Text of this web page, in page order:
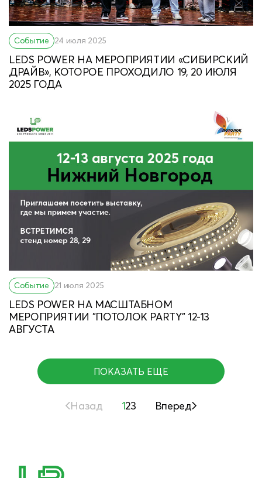
Событие 24 июля 2025
LEDS POWER НА МЕРОПРИЯТИИ «СИБИРСКИЙ
ДРАЙВ», КОТОРОЕ ПРОХОДИЛО 19, 20 ИЮЛЯ
2025 ГОДА
Событие 21 июля 2025
LEDS POWER НА МАСШТАБНОМ
МЕРОПРИЯТИИ "ПОТОЛОК PARTY" 12-13
АВГУСТА
ПОКАЗАТЬ ЕЩЕ
ПОКАЗАТЬ ЕЩЕ
Назад 123 Вперед